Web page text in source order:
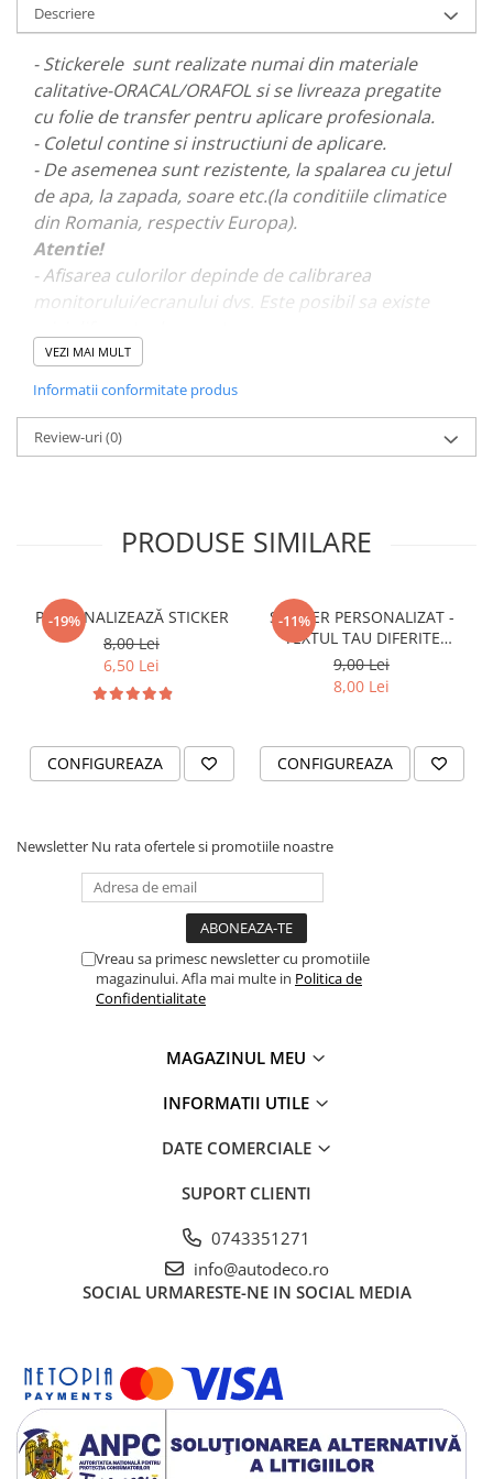
PARASOLARE
PAUL WALKER STICKER
PENTRU FETE
PRODUSE IN TRENDING
SETURI STICKERE
STICKERE CAPAC REZERVOR
STICKERE CRĂCIUN
STICKERE CU ANIMALE
STICKERE GEAM MIC
STICKERE PENTRU CAPOTA
STICKERE PENTRU LATERALE
STICKERE PERSONALIZATE
STICKERE PRAGURI
STICKERE UTILAJE AGRICOLE
STICKERE PERSONALIZATE
PRODUSE PERSONALIZATE FIRME
CARTI DE VIZITA
ECHIPAMENT DE LUCRU
PLACUTE INFORMATIVE
BANNERE PERSONALIZATE
TRICOURI MĂRCI AUTO
TRICOURI AUDI
TRICOURI BMW
TRICOURI FORD
TRICOURI HONDA
TRICOURI VOLKSWAGEN
PENTRU PASIONATII AUTO
TRICOURI AMUZANTE
TRICOURI CU PROFESII
TRICOURI CUPLURI/TINERI
CASATORITI
TRICOURI DAMA
Descriere
- Stickerele sunt realizate numai din materiale
calitative-ORACAL/ORAFOL si se livreaza pregatite
cu folie de transfer pentru aplicare profesionala.
- Coletul contine si instructiuni de aplicare.
- De asemenea sunt rezistente, la spalarea cu jetul
de apa, la zapada, soare etc.(la conditiile climatice
din Romania, respectiv Europa).
Atentie!
- Afisarea culorilor depinde de calibrarea
monitorului/ecranului dvs. Este posibil sa existe
- Pentru stickere personalizate si pentru a vizualiza
portofoliul nostru va rugam sa ne contactati
VEZI MAI MULT
Informatii conformitate produs
Review-uri(0)
PRODUSE SIMILARE
-19%
PERSONALIZEAZĂ STICKER
8,00 Lei
6,50 Lei
CONFIGUREAZA
-11%
STICKER PERSONALIZAT -
TEXTUL TAU DIFERITE
FONTURI
9,00 Lei
8,00 Lei
CONFIGUREAZA
Newsletter Nu rata ofertele si promotiile noastre
Vreau sa primesc newsletter cu promotiile
magazinului. Afla mai multe in Politica de
Confidentialitate
MAGAZINUL MEU
INFORMATII UTILE
DATE COMERCIALE
SUPORT CLIENTI
0743351271
info@autodeco.ro
SOCIAL URMARESTE-NE IN SOCIAL MEDIA